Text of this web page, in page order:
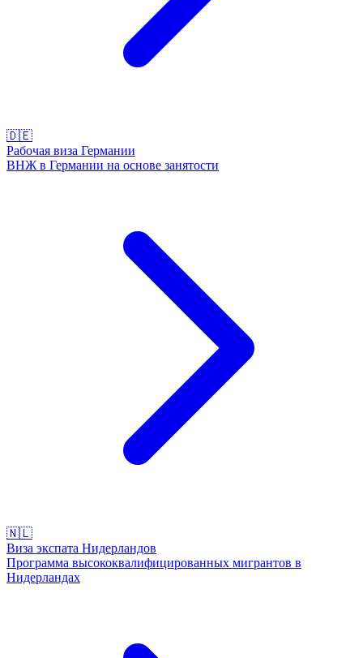
🇩🇪
Рабочая виза Германии
ВНЖ в Германии на основе занятости
🇳🇱
Виза экспата Нидерландов
Программа высококвалифицированных мигрантов в
Нидерландах